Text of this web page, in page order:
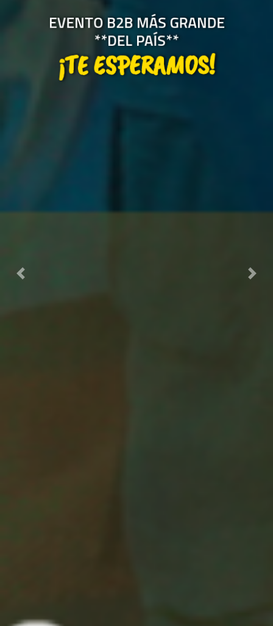
EVENTO B2B MÁS GRANDE
**DEL PAÍS**
¡TE ESPERAMOS!
Previous